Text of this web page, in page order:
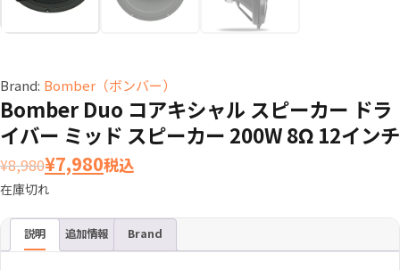
Brand: Bomber（ボンバー）
Bomber Duo コアキシャル スピーカー ドラ
イバー ミッド スピーカー 200W 8Ω 12インチ
¥8,980
元
の
価
格
¥7,980
現
在
の
価
税込
在庫切れ
説明 追加情報 Brand